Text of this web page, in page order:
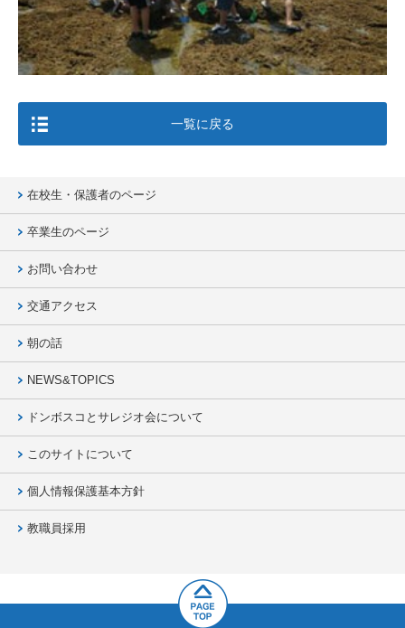
一覧に戻る
在校生・保護者のページ
卒業生のページ
お問い合わせ
交通アクセス
朝の話
NEWS&TOPICS
ドンボスコとサレジオ会について
このサイトについて
個人情報保護基本方針
教職員採用